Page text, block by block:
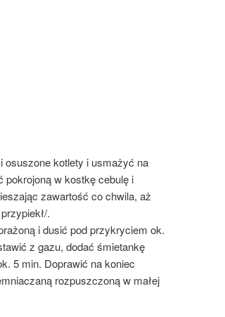
kotlety i usmażyć na
pokrojoną w kostkę cebulę i
zawartość co chwila, aż
.
i dusić pod przykryciem ok.
z gazu, dodać śmietankę
5 min. Doprawić na koniec
rozpuszczoną w małej